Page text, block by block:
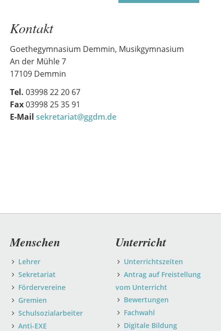
Kontakt
Goethegymnasium Demmin, Musikgymnasium
An der Mühle 7
17109 Demmin
Tel. 03998 22 20 67
Fax03998 25 35 91
E-Mail sekretariat@ggdm.de
Navigation
Menschen
Lehrer
Sekretariat
Fördervereine
Gremien
Schulsozialarbeiter
Anti-EXE
Unterricht
Unterrichtszeiten
Antrag auf Freistellung
vom Unterricht
Bewertungen
Fachwahl
Digitale Bildung